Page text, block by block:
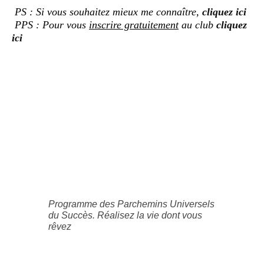
PS : Si vous souhaitez mieux me connaître, cliquez ici
PPS : Pour vous inscrire gratuitementau club cliquez
ici
Programme des Parchemins Universels
du Succès. Réalisez la vie dont vous
rêvez